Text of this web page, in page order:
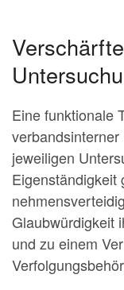
Eine funktionale
jeweiligen
Eigenständigkeit
Glaubwürdigkeit
und zu einem